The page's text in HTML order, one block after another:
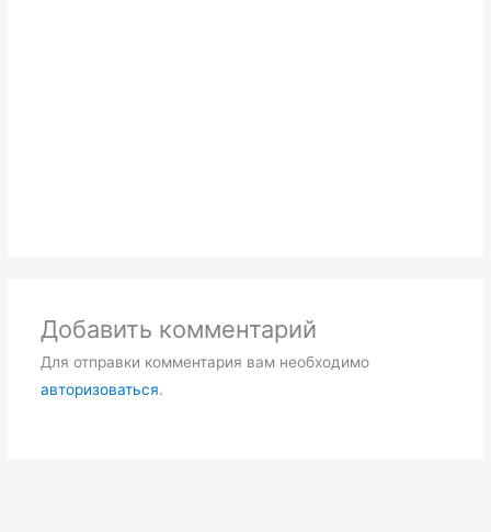
Добавить комментарий
Для отправки комментария вам необходимо
авторизоваться.